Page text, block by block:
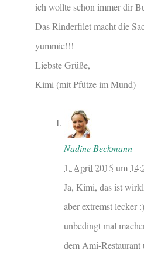
ich wollte schon immer dir
Das Rinderfilet macht die
yummie!!!
Liebste Grüße,
Kimi (mit Pfütze im Mund)
Nadine Beckmann
1. April 2015 um
Ja, Kimi, das ist
aber extremst lecker
unbedingt mal
dem Ami-